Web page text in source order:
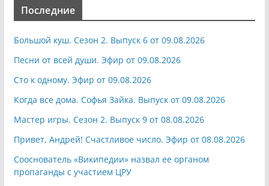
Последние
Большой куш. Сезон 2. Выпуск 6 от 09.08.2026
Песни от всей души. Эфир от 09.08.2026
Сто к одному. Эфир от 09.08.2026
Когда все дома. Софья Зайка. Выпуск от 09.08.2026
Мастер игры. Сезон 2. Выпуск 9 от 08.08.2026
Привет, Андрей! Счастливое число. Эфир от 08.08.2026
Сооснователь «Википедии» назвал ее органом
пропаганды с участием ЦРУ